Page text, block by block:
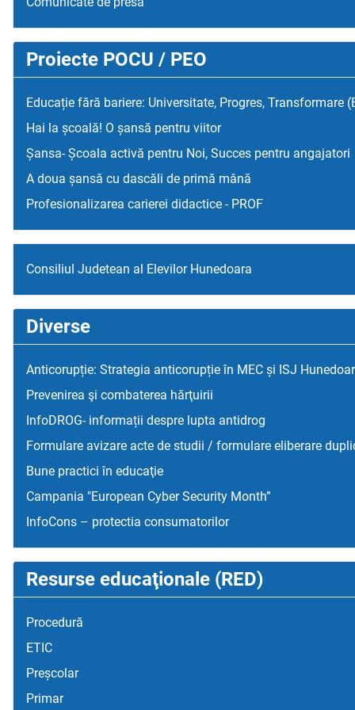
Proiecte POCU / PEO
Educație fără bariere: Universitate, Progres, Transformare
Hai la școală! O șansă pentru viitor
Șansa- Școala activă pentru Noi, Succes pentru angajatori
A doua șansă cu dascăli de primă mână
Profesionalizarea carierei didactice - PROF
Consiliul Judetean al Elevilor Hunedoara
Diverse
Anticorupție: Strategia anticorupție în MEC și ISJ
Prevenirea şi combaterea hărţuirii
InfoDROG- informații despre lupta antidrog
Formulare avizare acte de studii / formulare eliberare
Bune practici în educaţie
Campania "European Cyber Security Month”
InfoCons – protectia consumatorilor
Resurse educaţionale (RED)
Procedură
ETIC
Preșcolar
Primar